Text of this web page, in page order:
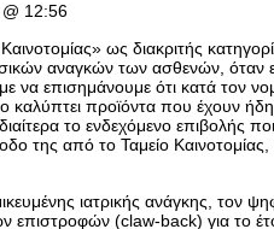
@ 12:56
ως διακριτής
αναγκών των ασθενών,
επισημάνουμε ότι κατά τον
προϊόντα που έχουν
το ενδεχόμενο επιβολής
της από το Ταμείο
ιατρικής ανάγκης,
(claw-back) για το